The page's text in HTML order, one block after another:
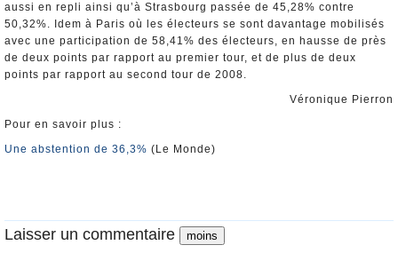
aussi en repli ainsi qu’à Strasbourg passée de 45,28% contre
50,32%. Idem à Paris où les électeurs se sont davantage mobilisés
avec une participation de 58,41% des électeurs, en hausse de près
de deux points par rapport au premier tour, et de plus de deux
points par rapport au second tour de 2008.
Véronique Pierron
Pour en savoir plus :
Une abstention de 36,3% (Le Monde)
Laisser un commentaire